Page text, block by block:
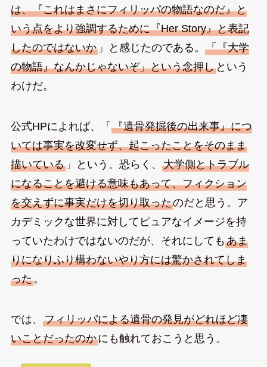
は、『これはまさにフィリッパの物語なのだ』と
いう点をより強調するために『Her Story』と表記
したのではないか」と感じたのである。 「『大学
の物語』なんかじゃないぞ」という念押しという
わけだ。
公式HPによれば、「 『遺骨発掘後の出来事』につ
いては事実を改変せず、起こったことをそのまま
描いている」という。恐らく、 大学側とトラブル
になることを避ける意味もあって、フィクション
を交えずに事実だけを切り取ったのだと思う。ア
カデミックな世界に対してピュアなイメージを持
っていたわけではないのだが、それにしてもあま
りになりふり構わないやり方には驚かされてしま
った。
では、 フィリッパによる遺骨の発見がどれほど凄
いことだったのかにも触れておこうと思う。